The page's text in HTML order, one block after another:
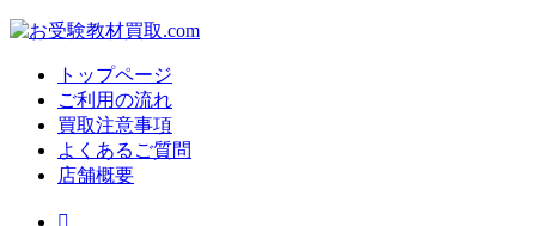
トップページ
ご利用の流れ
買取注意事項
よくあるご質問
店舗概要